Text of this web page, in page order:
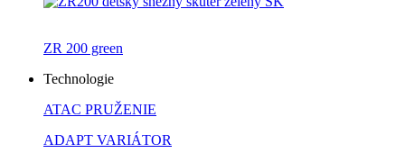
ZR 200 green
Technologie
ATAC PRUŽENIE
ADAPT VARIÁTOR